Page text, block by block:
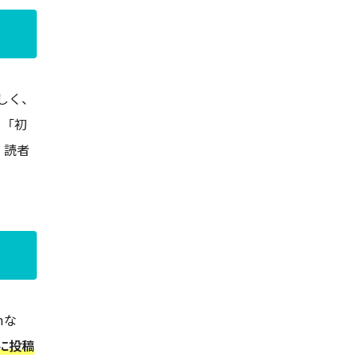
、
初
者
投稿